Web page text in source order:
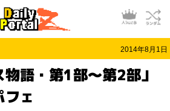
2014年8月1日
物語・第1部～第2部」
ェ